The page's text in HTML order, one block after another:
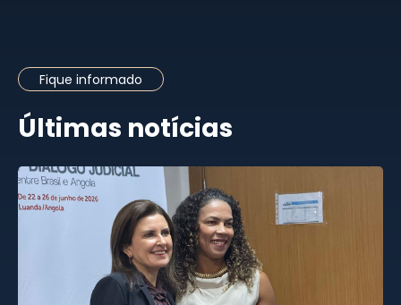
Fique informado
Últimas notícias